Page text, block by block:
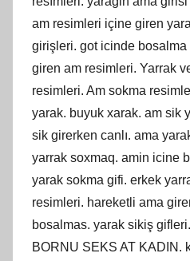
am resimleri içine giren
girişleri. got icinde
giren am resimleri. Yarrak
resimleri. Am sokma
yarak. buyuk xarak. am sik
sik girerken canlı. ama
yarrak soxmaq. amin icine
yarak sokma gifi. erkek
resimleri. hareketli ama
bosalmas. yarak sikiş
BORNU SEKS AT KADIN.